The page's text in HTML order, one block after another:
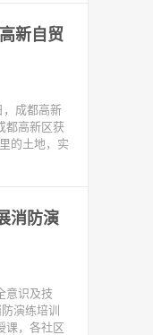
新自贸
，成都高新
都高新区获
的土地，实
消防演
识及技
演练培训
课，各社区